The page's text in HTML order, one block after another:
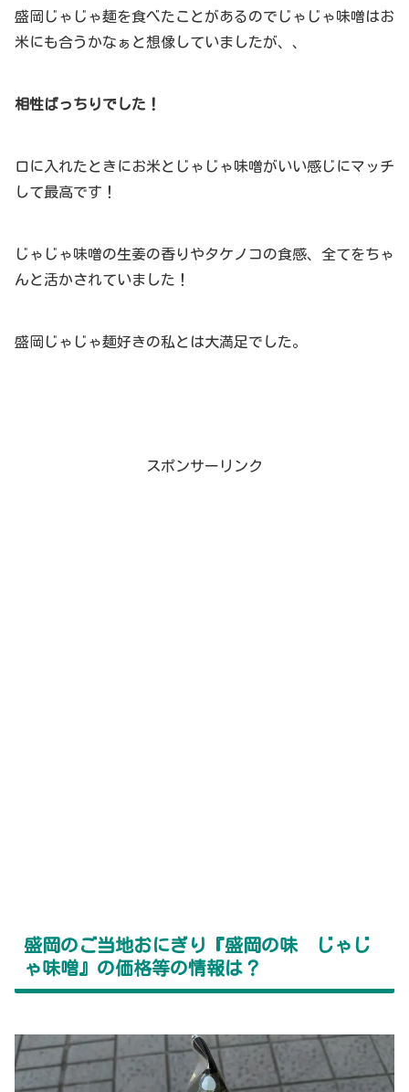
盛岡じゃじゃ麺を食べたことがあるのでじゃじゃ味噌はお
米にも合うかなぁと想像していましたが、、
相性ばっちりでした！
口に入れたときにお米とじゃじゃ味噌がいい感じにマッチ
して最高です！
じゃじゃ味噌の生姜の香りやタケノコの食感、全てをちゃ
んと活かされていました！
盛岡じゃじゃ麺好きの私とは大満足でした。
スポンサーリンク
盛岡のご当地おにぎり『盛岡の味 じゃじ
ゃ味噌』の価格等の情報は？